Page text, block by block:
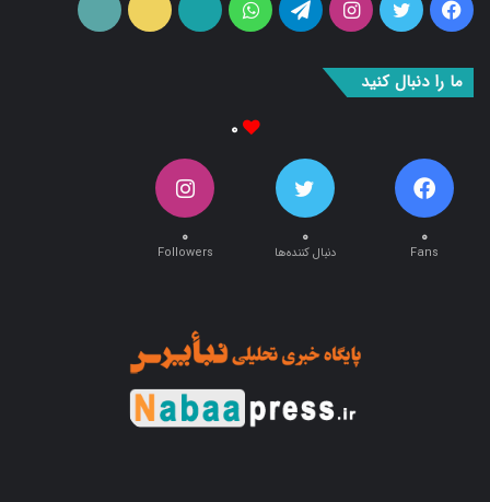
فیس
توییتر اینستاگرامتلگرام واتس
آپارات ایتا
ما را دنبال کنید
۰
۰
Fans
۰
دنبال کننده‌ها
۰
Followers